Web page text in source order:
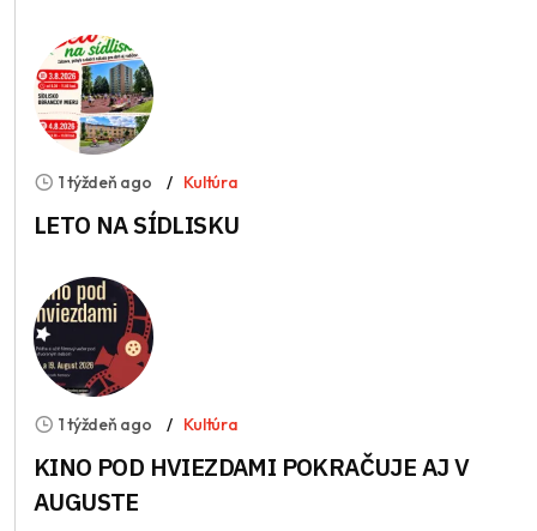
1 týždeň ago Kultúra
LETO NA SÍDLISKU
1 týždeň ago Kultúra
KINO POD HVIEZDAMI POKRAČUJE AJ V
AUGUSTE